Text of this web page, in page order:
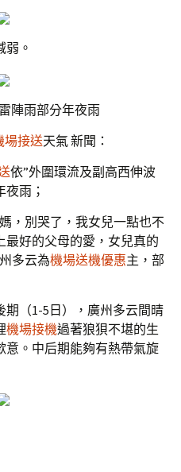
弱。
陣雨部分年夜雨
場接送天氣 新聞：
依”外圍環流及副高西伸波
雨；
，別哭了，我女兒一點也不
好的父母的愛，女兒真的
多云為機場送機優惠主，部
期（1-5日），廣州多云間晴
機場接機過著狼狽不堪的生
意。中后期能夠有熱帶氣旋